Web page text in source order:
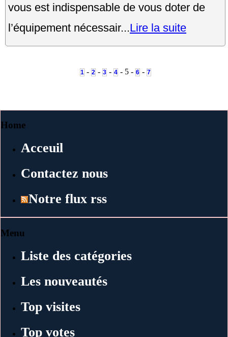
vous est indispensable de vous doter de
l’équipement nécessair...Lire la suite
1 - 2 - 3 - 4 - 5 - 6 - 7
Home
Acceuil
Contactez nous
Notre flux rss
Menu
Liste des catégories
Les nouveautés
Top visites
Top votes